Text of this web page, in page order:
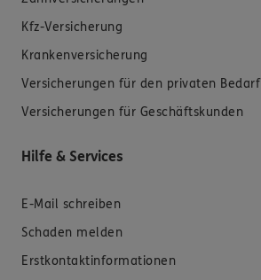
Kfz-Versicherung
Krankenversicherung
Versicherungen für den privaten Bedarf
Versicherungen für Geschäftskunden
Hilfe & Services
E-Mail schreiben
Schaden melden
Erstkontaktinformationen